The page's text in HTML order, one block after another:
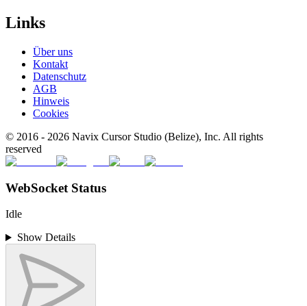
Links
Über uns
Kontakt
Datenschutz
AGB
Hinweis
Cookies
© 2016 - 2026 Navix Cursor Studio (Belize), Inc. All rights
reserved
WebSocket Status
Idle
Show Details